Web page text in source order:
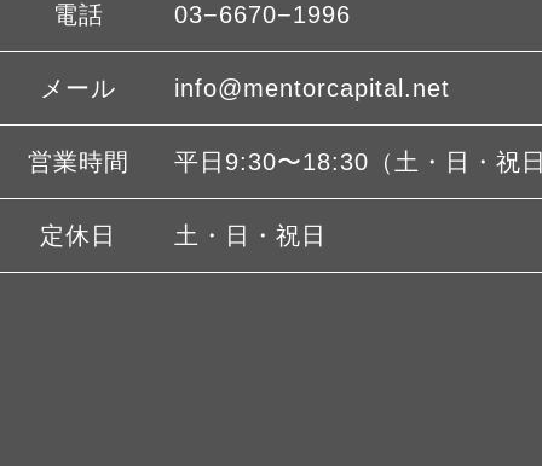
電話 03−6670−1996
メール info@mentorcapital.net
営業時間 平日9:30〜18:30（土・日・祝
定休日 土・日・祝日